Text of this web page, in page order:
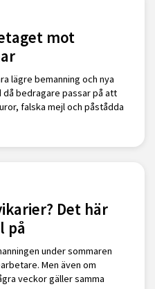
mot
lägre bemanning och nya
bedragare passar på att
falska mejl och påstådda
Det här
på
under sommaren
Men även om
veckor gäller samma